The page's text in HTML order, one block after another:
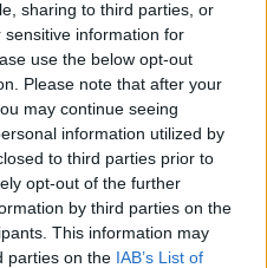
sharing to third parties, or
information for
use the below opt-out
Please note that after your
may continue seeing
information utilized by
to third parties prior to
opt-out of the further
by third parties on the
This information may
parties on the IAB’s List of